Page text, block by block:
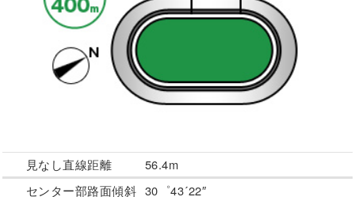
見なし直線距離
56.4m
センター部路面傾斜 30゜43´22″